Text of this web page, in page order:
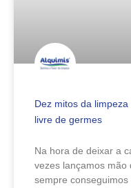
Dez mitos da
livre de germes
Na hora de deixar a
vezes lançamos mão
sempre